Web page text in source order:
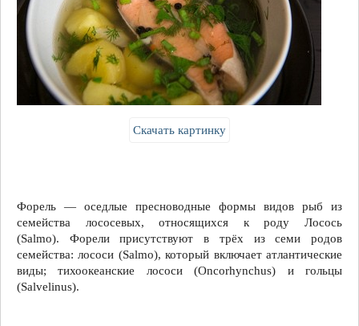
Скачать картинку
Форель — оседлые пресноводные формы видов рыб из
семейства лососевых, относящихся к роду Лосось
(Salmo). Форели присутствуют в трёх из семи родов
семейства: лососи (Salmo), который включает атлантические
виды; тихоокеанские лососи (Oncorhynchus) и гольцы
(Salvelinus).